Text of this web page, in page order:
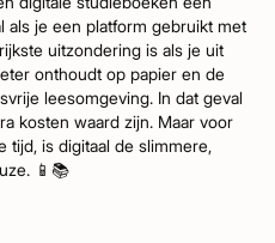
als je een platform gebruikt met
uitzondering is als je uit
onthoudt op papier en de
leesomgeving. In dat geval
kosten waard zijn. Maar voor
tijd, is digitaal de slimmere,
📱📚